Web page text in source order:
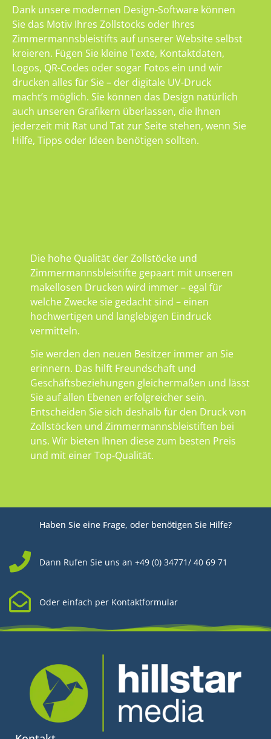
Dank unsere modernen Design-Software können
Sie das Motiv Ihres Zollstocks oder Ihres
Zimmermannsbleistifts auf unserer Website selbst
kreieren. Fügen Sie kleine Texte, Kontaktdaten,
Logos, QR-Codes oder sogar Fotos ein und wir
drucken alles für Sie – der digitale UV-Druck
macht’s möglich. Sie können das Design natürlich
auch unseren Grafikern überlassen, die Ihnen
jederzeit mit Rat und Tat zur Seite stehen, wenn Sie
Hilfe, Tipps oder Ideen benötigen sollten.
Die hohe Qualität der Zollstöcke und
Zimmermannsbleistifte gepaart mit unseren
makellosen Drucken wird immer – egal für
welche Zwecke sie gedacht sind – einen
hochwertigen und langlebigen Eindruck
vermitteln.
Sie werden den neuen Besitzer immer an Sie
erinnern. Das hilft Freundschaft und
Geschäftsbeziehungen gleichermaßen und lässt
Sie auf allen Ebenen erfolgreicher sein.
Entscheiden Sie sich deshalb für den Druck von
Zollstöcken und Zimmermannsbleistiften bei
uns. Wir bieten Ihnen diese zum besten Preis
und mit einer Top-Qualität.
Haben Sie eine Frage, oder benötigen Sie Hilfe?
Dann Rufen Sie uns an +49 (0) 34771/ 40 69 71
Oder einfach per Kontaktformular